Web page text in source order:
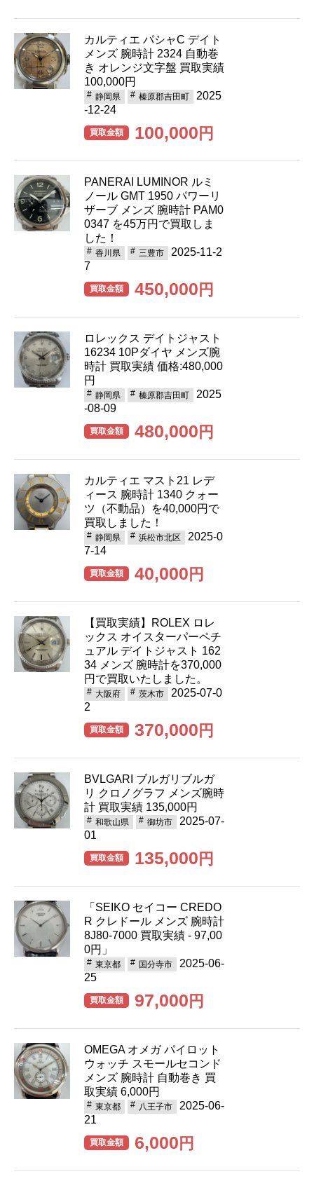
カルティエ パシャC デイト
メンズ 腕時計 2324 自動巻
き オレンジ文字盤 買取実績
100,000円
静岡県 榛原郡吉田町
2025
-12-24
買取金額 100,000 円
PANERAI LUMINOR ルミ
ノール GMT 1950 パワーリ
ザーブ メンズ 腕時計 PAM0
0347 を45万円で買取しま
した！
香川県 三豊市
2025-11-2
7
買取金額 450,000 円
ロレックス デイトジャスト
16234 10Pダイヤ メンズ腕
時計 買取実績 価格:480,000
円
静岡県 榛原郡吉田町
2025
-08-09
買取金額 480,000 円
カルティエ マスト21 レデ
ィース 腕時計 1340 クォー
ツ（不動品）を40,000円で
買取しました！
静岡県 浜松市北区
2025-0
7-14
買取金額 40,000 円
【買取実績】ROLEX ロレ
ックス オイスターパーペチ
ュアル デイトジャスト 162
34 メンズ 腕時計を370,000
円で買取いたしました。
大阪府 茨木市
2025-07-0
2
買取金額 370,000 円
BVLGARI ブルガリブルガ
リ クロノグラフ メンズ腕時
計 買取実績 135,000円
和歌山県 御坊市
2025-07-
01
買取金額 135,000 円
「SEIKO セイコー CREDO
R クレドール メンズ 腕時計
8J80-7000 買取実績 - 97,00
0円」
東京都 国分寺市
2025-06-
25
買取金額 97,000 円
OMEGA オメガ パイロット
ウォッチ スモールセコンド
メンズ 腕時計 自動巻き 買
取実績 6,000円
東京都 八王子市
2025-06-
21
買取金額 6,000 円